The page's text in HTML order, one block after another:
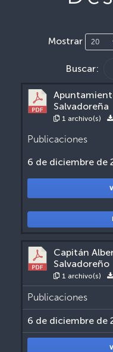
Mostrar
Buscar:
Salvadoreña
1 archivo(s)
Publicaciones
6 de diciembre de
Capitán
Salvadoreño
1 archivo(s)
Publicaciones
6 de diciembre de